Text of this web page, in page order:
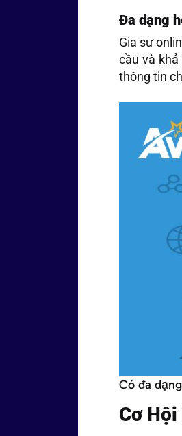
Đa dạng
Gia sư
cầu và
thông tin
Có đa
Cơ